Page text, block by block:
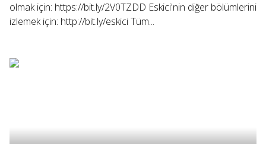
olmak için: https://bit.ly/2V0TZDD Eskici'nin diğer bölümlerini
izlemek için: http://bit.ly/eskici Tüm...